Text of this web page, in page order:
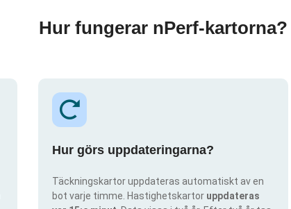
Hur fungerar nPerf-kartorna?
Hur görs uppdateringarna?
Täckningskartor uppdateras automatiskt av en
bot varje timme. Hastighetskartor uppdateras